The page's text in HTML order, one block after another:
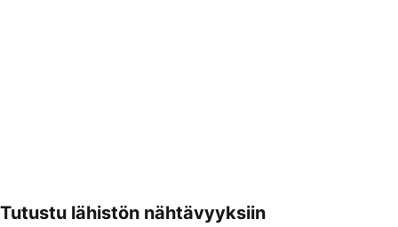
Tutustu lähistön nähtävyyksiin